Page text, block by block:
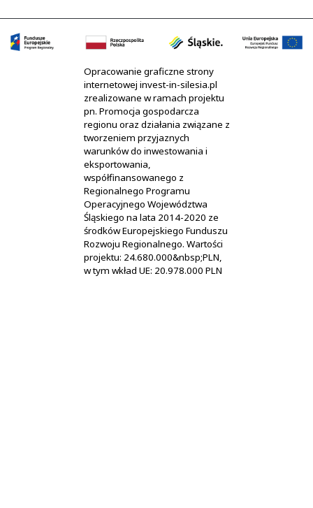
Opracowanie graficzne strony
internetowej invest-in-silesia.pl
zrealizowane w ramach projektu
pn. Promocja gospodarcza
regionu oraz działania związane z
tworzeniem przyjaznych
warunków do inwestowania i
eksportowania,
współfinansowanego z
Regionalnego Programu
Operacyjnego Województwa
Śląskiego na lata 2014-2020 ze
środków Europejskiego Funduszu
Rozwoju Regionalnego. Wartości
projektu: 24.680.000&nbsp;PLN,
w tym wkład UE: 20.978.000 PLN